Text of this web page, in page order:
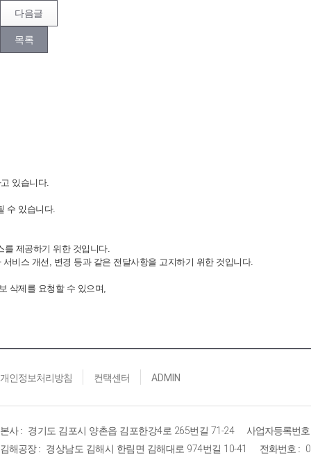
다음글
목록
있습니다.
수 있습니다.
를 제공하기 위한 것입니다.
비스 개선, 변경 등과 같은 전달사항을 고지하기 위한 것입니다.
삭제를 요청할 수 있으며,
개인정보처리방침 컨택센터 ADMIN
본사 : 경기도 김포시 양촌읍 김포한강4로 265번길 71-24
사업자등록번호
김해공장 : 경상남도 김해시 한림면 김해대로 974번길 10-41 전화번호 :